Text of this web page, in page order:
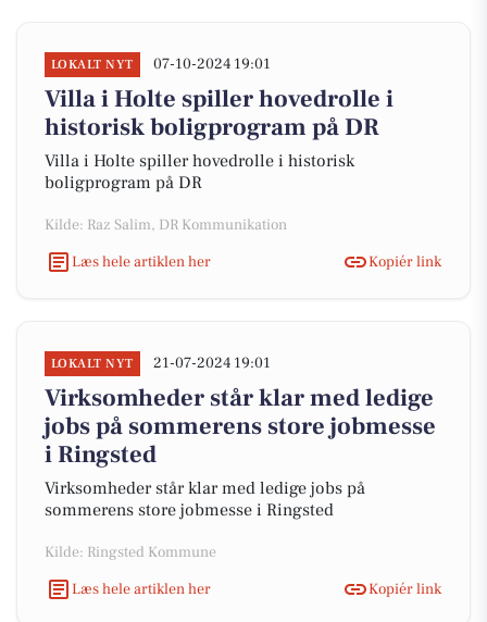
LOKALT NYT 07-10-2024 19:01
Villa i Holte spiller hovedrolle i
historisk boligprogram på DR
Villa i Holte spiller hovedrolle i historisk
boligprogram på DR
Kilde: Raz Salim, DR Kommunikation
Læs hele artiklen her
Kopiér link
LOKALT NYT 21-07-2024 19:01
Virksomheder står klar med ledige
jobs på sommerens store jobmesse
i Ringsted
Virksomheder står klar med ledige jobs på
sommerens store jobmesse i Ringsted
Kilde: Ringsted Kommune
Læs hele artiklen her
Kopiér link